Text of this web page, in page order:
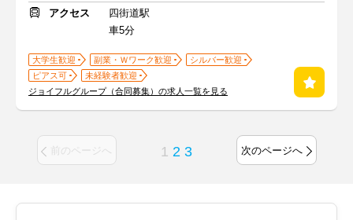
アクセス
四街道駅
車5分
大学生歓迎 副業・Ｗワーク歓迎
シルバー歓迎
ピアス可
未経験者歓迎
ジョイフルグループ（合同募集）の求人一覧を見る
前のページへ 1 2 3 次のページへ